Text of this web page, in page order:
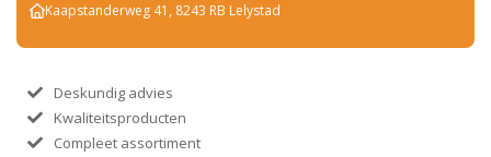
Kaapstanderweg 41, 8243 RB Lelystad
Deskundig advies
Kwaliteitsproducten
Compleet assortiment